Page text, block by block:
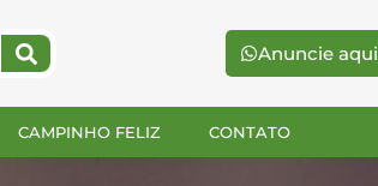
Anuncie aqui
CAMPINHO FELIZ CONTATO